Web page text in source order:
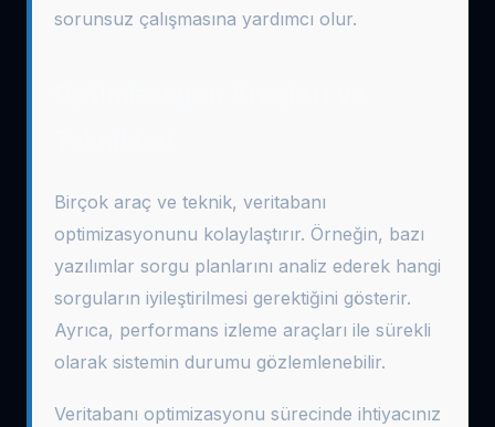
sorunsuz çalışmasına yardımcı olur.
Birçok araç ve teknik, veritabanı
optimizasyonunu kolaylaştırır. Örneğin, bazı
yazılımlar sorgu planlarını analiz ederek hangi
sorguların iyileştirilmesi gerektiğini gösterir.
Ayrıca, performans izleme araçları ile sürekli
olarak sistemin durumu gözlemlenebilir.
Veritabanı optimizasyonu sürecinde ihtiyacınız